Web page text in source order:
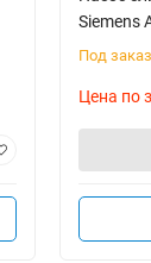
Siemens
Под заказ
Цена по